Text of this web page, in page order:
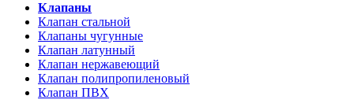
Клапаны
Клапан стальной
Клапаны чугунные
Клапан латунный
Клапан нержавеющий
Клапан полипропиленовый
Клапан ПВХ